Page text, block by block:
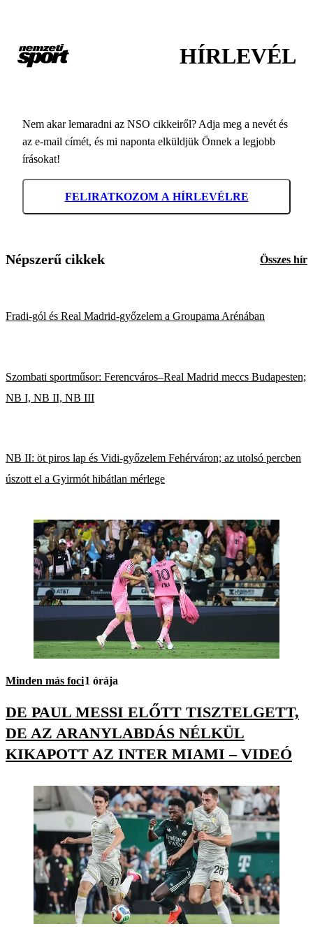
HÍRLEVÉL
Nem akar lemaradni az NSO cikkeiről? Adja meg a nevét és
az e-mail címét, és mi naponta elküldjük Önnek a legjobb
írásokat!
FELIRATKOZOM A HÍRLEVÉLRE
Népszerű cikkek Összes hír
Fradi-gól és Real Madrid-győzelem a Groupama Arénában
Szombati sportműsor: Ferencváros–Real Madrid meccs Budapesten;
NB I, NB II, NB III
NB II: öt piros lap és Vidi-győzelem Fehérváron; az utolsó percben
úszott el a Gyirmót hibátlan mérlege
Minden más foci1 órája
DE PAUL MESSI ELŐTT TISZTELGETT,
DE AZ ARANYLABDÁS NÉLKÜL
KIKAPOTT AZ INTER MIAMI – VIDEÓ